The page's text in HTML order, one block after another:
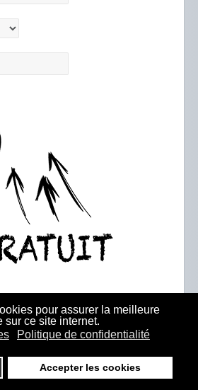
pour assurer la meilleure
sur ce site internet.
Politique de confidentialité
Accepter les cookies